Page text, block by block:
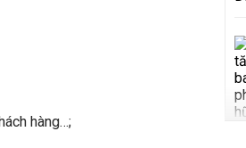
hàng…;